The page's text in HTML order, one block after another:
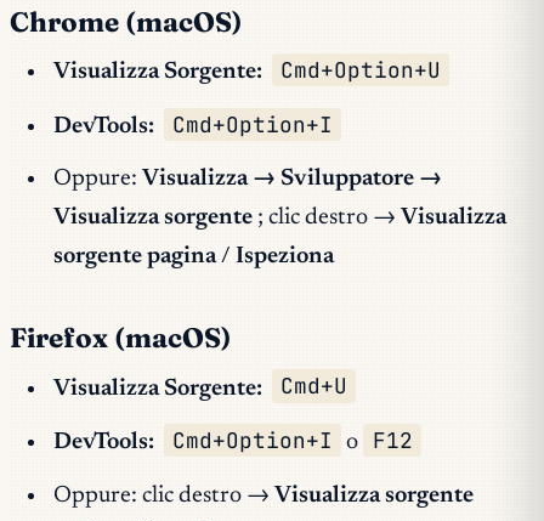
Chrome (macOS)
Visualizza Sorgente: Cmd+Option+U
DevTools: Cmd+Option+I
Oppure: Visualizza → Sviluppatore →
Visualizza sorgente ; clic destro → Visualizza
sorgente pagina/ Ispeziona
Firefox (macOS)
Visualizza Sorgente: Cmd+U
DevTools: Cmd+Option+I o F12
Oppure: clic destro → Visualizza sorgente